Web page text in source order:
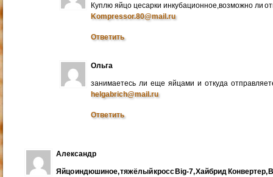
Куплю яйцо цесарки инкубационное,возможно ли
Kompressor.80@mail.ru
Ответить
Ольга
занимаетесь ли еще яйцами и откуда
helgabrich@mail.ru
Ответить
Александр
Яйцо индюшиное, тяжёлый кросс Big-7, Хайбрид Конвертер,